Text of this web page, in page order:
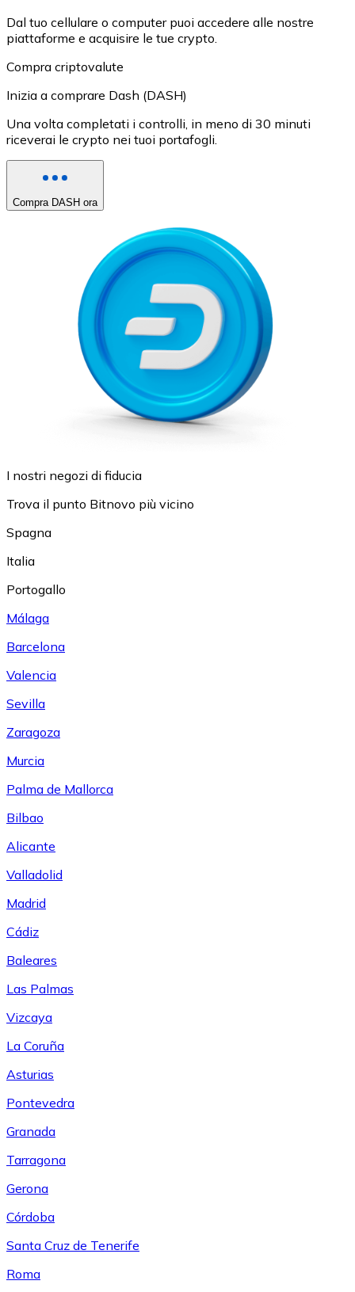
Dal tuo cellulare o computer puoi accedere alle nostre
piattaforme e acquisire le tue crypto.
Compra criptovalute
Inizia a comprare Dash (DASH)
Una volta completati i controlli, in meno di 30 minuti
riceverai le crypto nei tuoi portafogli.
Compra DASH ora
I nostri negozi di fiducia
Trova il punto Bitnovo più vicino
Spagna
Italia
Portogallo
Málaga
Barcelona
Valencia
Sevilla
Zaragoza
Murcia
Palma de Mallorca
Bilbao
Alicante
Valladolid
Madrid
Cádiz
Baleares
Las Palmas
Vizcaya
La Coruña
Asturias
Pontevedra
Granada
Tarragona
Gerona
Córdoba
Santa Cruz de Tenerife
Roma